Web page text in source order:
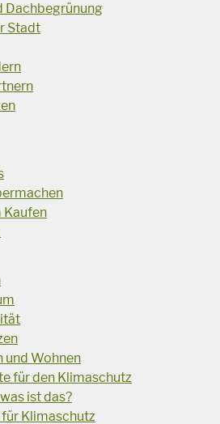
Dachbegrünung
Stadt
Kaufen
und Wohnen
für den Klimaschutz
ist das?
Klimaschutz